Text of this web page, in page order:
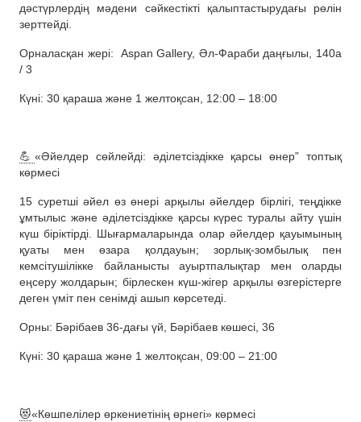
дәстүрлердің мәдени сәйкестікті қалыптастырудағы рөлін
зерттейді.
Орналасқан жері:
Aspan Gallery, Әл-Фараби даңғылы, 140а
/ 3
Күні: 30 қараша және 1 желтоқсан, 12:00 – 18:00
💪 «Әйелдер сөйлейді: әділетсіздікке қарсы өнер” топтық
көрмесі
15 суретші әйел өз өнері арқылы әйелдер бірлігі, теңдікке
ұмтылыс және әділетсіздікке қарсы күрес туралы айту үшін
күш біріктірді. Шығармаларында олар әйелдер қауымының
қуаты мен өзара қолдауын; зорлық-зомбылық пен
кемсітушілікке байланысты ауыртпалықтар мен оларды
еңсеру жолдарын; бірлескен күш-жігер арқылы өзгерістерге
деген үміт пен сенімді ашып көрсетеді.
Орны: Бәрібаев 36-дағы үй, Бәрібаев көшесі, 36
Күні: 30 қараша және 1 желтоқсан, 09:00 – 21:00
😻«Көшпелілер өркениетінің өрнегі» көрмесі